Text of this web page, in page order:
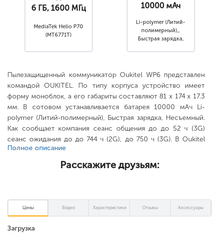
6 ГБ, 1600 МГц
MediaTek Helio P70
(MT6771T)
10000 мАч
Li-polymer (Литий-
полимерный),,
Быстрая зарядка,
Пылезащищенный коммуникатор Oukitel WP6 представлен
командой OUKITEL. По типу корпуса устройство имеет
форму моноблок, а его габариты составляют 81 x 174 x 17.3
мм. В сотовом устанавливается батарея 10000 мАч Li-
polymer (Литий-полимерный), Быстрая зарядка, Несъемный.
Как сообщает компания сеанс общения до до 52 ч (3G)
сеанс ожидания до до 744 ч (2G), до 750 ч (3G). В Oukitel
WP6 используется сенсорный дисплей 6.3" с разрешением
1080 x 2340, который захватывает 69.35 % лицевой панели
мобильного. Тыловой объектив 8000 x 6000 пикселей, 5
коммуникатор на чипсете MediaTek Helio P70 (MT6771T),
2100 МГц (мегагерцы), 64 бит. Графический чип ARM Mali-
G72 MP3, 900 МГц, . Объем ОЗУ 6 ГБ, 1600 МГц. Величина
Полное описание
Расскажите друзьям:
Цены Видео Характеристики Отзывы Аксессуары
Загрузка